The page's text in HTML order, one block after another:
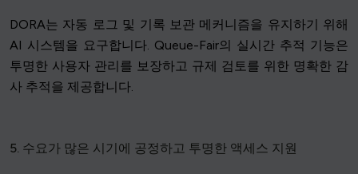
DORA는 자동 로그 및 기록 보관 메커니즘을 유지하기 위해
AI 시스템을 요구합니다. Queue-Fair의 실시간 추적 기능은
투명한 사용자 관리를 보장하고 규제 검토를 위한 명확한 감
사 추적을 제공합니다.
5. 수요가 많은 시기에 공정하고 투명한 액세스 지원